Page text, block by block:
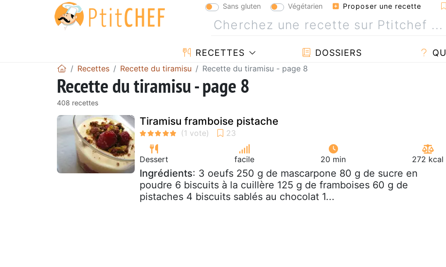
Sans gluten Végétarien Proposer une recette
RECETTES DOSSIERS
Recettes Recette du tiramisu Recette du tiramisu - page 8
Recette du tiramisu - page 8
408 recettes
Tiramisu framboise pistache
Dessert facile 20 min 272 kcal
Ingrédients: 3 oeufs 250 g de mascarpone 80 g de sucre en
poudre 6 biscuits à la cuillère 125 g de framboises 60 g de
pistaches 4 biscuits sablés au chocolat 1...